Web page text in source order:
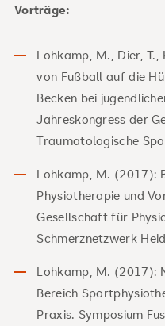
Vorträge:
Lohkamp, M., Dier,
von Fußball auf die
Becken bei
Jahreskongress der
Traumatologische
Lohkamp, M. (2017):
Physiotherapie und
Gesellschaft für
Schmerznetzwerk
Lohkamp, M. (2017):
Bereich
Praxis. Symposium